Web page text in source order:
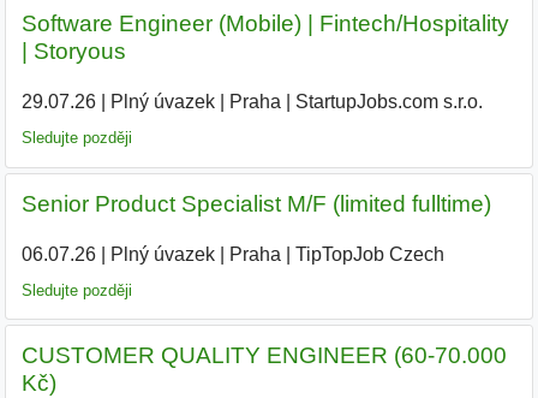
Software Engineer (Mobile) | Fintech/Hospitality
| Storyous
29.07.26| Plný úvazek| Praha StartupJobs.com s.r.o.
Sledujte později
Senior Product Specialist M/F (limited fulltime)
06.07.26| Plný úvazek| Praha TipTopJob Czech
Sledujte později
CUSTOMER QUALITY ENGINEER (60-70.000
Kč)